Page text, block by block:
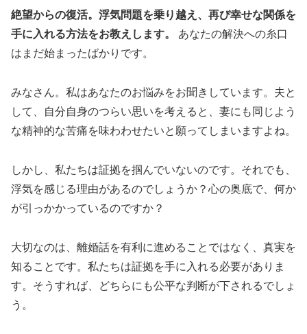
絶望からの復活。浮気問題を乗り越え、再び幸せな関係を
手に入れる方法をお教えします。
あなたの解決への糸口
はまだ始まったばかりです。
みなさん。私はあなたのお悩みをお聞きしています。夫と
して、自分自身のつらい思いを考えると、妻にも同じよう
な精神的な苦痛を味わわせたいと願ってしまいますよね。
しかし、私たちは証拠を掴んでいないのです。それでも、
浮気を感じる理由があるのでしょうか？心の奥底で、何か
が引っかかっているのですか？
大切なのは、離婚話を有利に進めることではなく、真実を
知ることです。私たちは証拠を手に入れる必要がありま
す。そうすれば、どちらにも公平な判断が下されるでしょ
う。